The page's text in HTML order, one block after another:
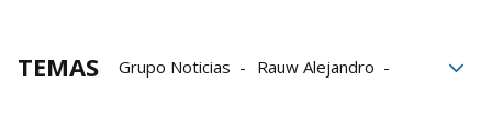
TEMAS Grupo Noticias
Rauw Alejandro